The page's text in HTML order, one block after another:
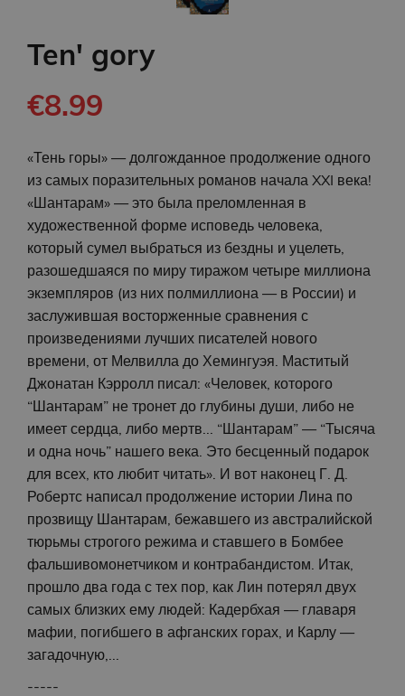
Ten' gory
€8.99
«Тень горы» — долгожданное продолжение одного
из самых поразительных романов начала XXI века!
«Шантарам» — это была преломленная в
художественной форме исповедь человека,
который сумел выбраться из бездны и уцелеть,
разошедшаяся по миру тиражом четыре миллиона
экземпляров (из них полмиллиона — в России) и
заслужившая восторженные сравнения с
произведениями лучших писателей нового
времени, от Мелвилла до Хемингуэя. Маститый
Джонатан Кэрролл писал: «Человек, которого
“Шантарам” не тронет до глубины души, либо не
имеет сердца, либо мертв... “Шантарам” — “Тысяча
и одна ночь” нашего века. Это бесценный подарок
для всех, кто любит читать». И вот наконец Г. Д.
Робертс написал продолжение истории Лина по
прозвищу Шантарам, бежавшего из австралийской
тюрьмы строгого режима и ставшего в Бомбее
фальшивомонетчиком и контрабандистом. Итак,
прошло два года с тех пор, как Лин потерял двух
самых близких ему людей: Кадербхая — главаря
мафии, погибшего в афганских горах, и Карлу —
загадочную,...
-----